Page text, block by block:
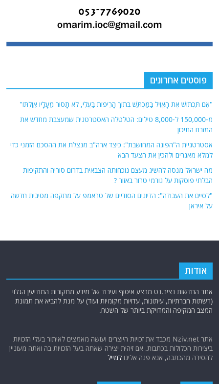
פוסטים אחרונים
"אִם תִּכְתּוֹשׁ אֶת הָאֱוִיל בַּמַּכְתֵּשׁ בְּתוֹךְ הָרִיפוֹת בַּעֱלִי, לֹא תָסוּר מֵעָלָיו אִוַּלְתּוֹ"
מ-150,000 ל-8,000 טילים: הטלטלה האסטרטגית שמעצבת מחדש את
המזרח התיכון
אסטרטגיית ה"הפוגה המחושבת": כיצד ארה"ב מנצלת את ההסכם הזמני כדי
למלא מאגרים ולהכין את הצעד הבא
מה ישראל מנסה להשיג מעצם נוכחותה הצבאית בדרום סוריה והתקיפות
הבלתי פוסקות על גורמי טרור באזור ?
"לסיים את העבודה": הדיונים הסודיים של טראמפ על מתקפה מסיבית חדשה
על איראן
אודות
אתר החדשות נציב.נט מבצע איסוף ועיבוד של מידע ממקורות המודיעין הגלוי
(רשתות חברתיות, עיתונות, עדויות מקומיות ועוד) על מנת להביא את תמונת
המצב המקיפה והמדויקת ביותר של השטח.
אתר Nziv.net מכבד את זכויות היוצרים ועושה מאמצים לאיתור בעלי הזכויות
ביצירות הכלולות בכתבות. אם זיהית יצירה שאתה בעל הזכויות בה ואתה מעוניין
להסירה מהכתבה, אנא פנה אלינולמייל